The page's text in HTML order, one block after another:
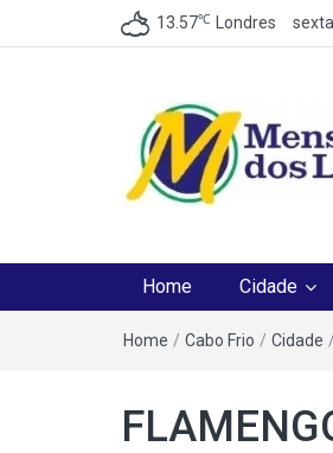
13.57℃ Londres
Home Cidade
Home / Cabo Frio / Cidade /